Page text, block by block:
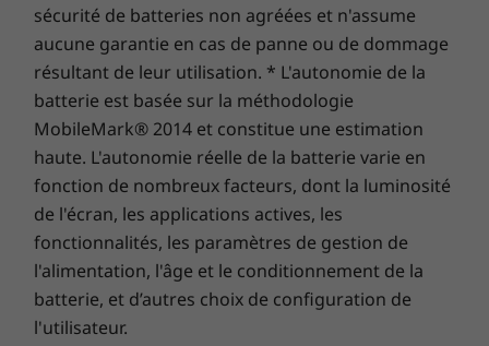
Gagnez en productivité avec Chrome OS
Aucune configuration nécessaire : il suffit de
vous connecter avec votre compte Google
pour découvrir Chrome OS, un système
sécurité de batteries non agréées et n'assume
aucune garantie en cas de panne ou de dommage
résultant de leur utilisation. * L'autonomie de la
batterie est basée sur la méthodologie
MobileMark® 2014 et constitue une estimation
haute. L'autonomie réelle de la batterie varie en
fonction de nombreux facteurs, dont la luminosité
de l'écran, les applications actives, les
fonctionnalités, les paramètres de gestion de
l'alimentation, l'âge et le conditionnement de la
batterie, et d’autres choix de configuration de
l'utilisateur.